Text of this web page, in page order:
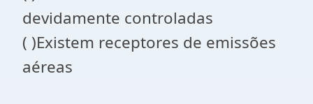
devidamente controladas
( )Existem receptores de emissões
aéreas